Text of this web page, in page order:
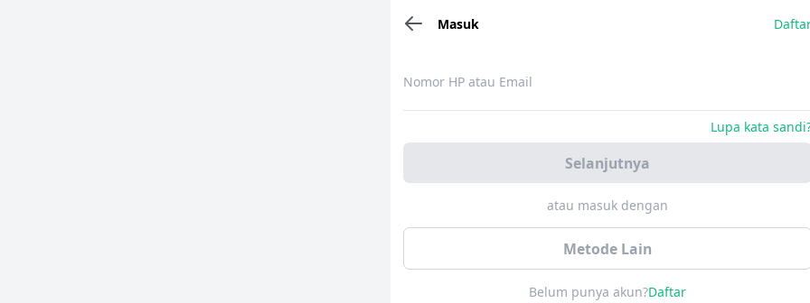
Masuk
Nomor HP atau Email
Lupa kata
Selanjutnya
atau masuk dengan
Metode Lain
Belum punya akun?Daftar